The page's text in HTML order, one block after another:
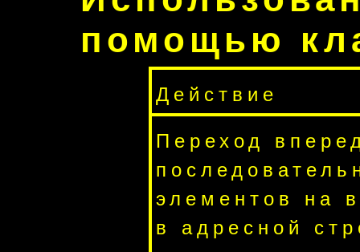
помощью
Действие
Переход
элементов на
в адресной